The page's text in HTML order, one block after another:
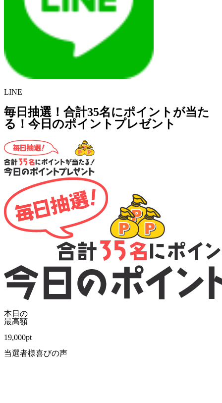
LINE
毎日抽選！合計35名にポイントが当た
る！今日のポイントプレゼント
本日の
最高額
19,000pt
当選者様喜びの声